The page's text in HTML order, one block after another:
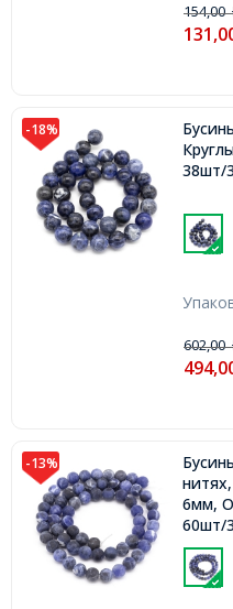
154,00
-18%
38шт/
602,00
-13%
6мм,
60шт/